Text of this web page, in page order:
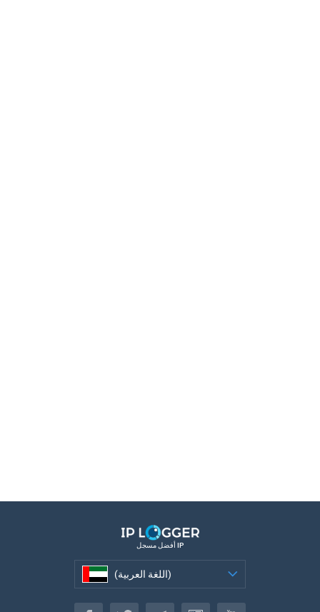
أفضل مسجل IP
(اللغة العربية)
(اللغة العربية)